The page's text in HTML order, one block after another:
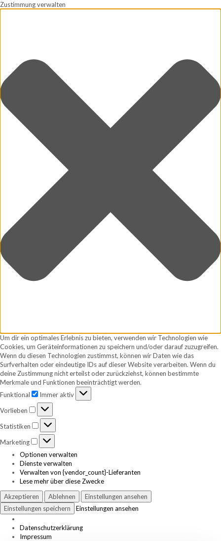
Zustimmung verwalten
Um dir ein optimales Erlebnis zu bieten, verwenden wir Technologien wie
Cookies, um Geräteinformationen zu speichern und/oder darauf zuzugreifen.
Wenn du diesen Technologien zustimmst, können wir Daten wie das
Surfverhalten oder eindeutige IDs auf dieser Website verarbeiten. Wenn du
deine Zustimmung nicht erteilst oder zurückziehst, können bestimmte
Merkmale und Funktionen beeinträchtigt werden.
Funktional
Funktional
Immer aktiv
Vorlieben
Vorlieben
Statistiken Statistiken
Marketing
Marketing
Optionen verwalten
Dienste verwalten
Verwalten von {vendor_count}-Lieferanten
Lese mehr über diese Zwecke
Akzeptieren
Ablehnen
Einstellungen ansehen
Einstellungen speichern
Einstellungen ansehen
Datenschutzerklärung
Impressum